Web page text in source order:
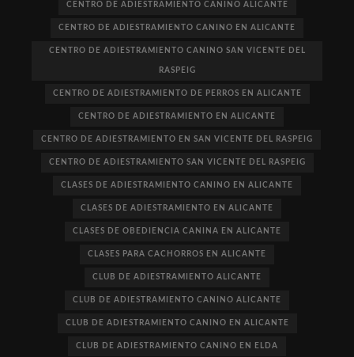
CENTRO DE ADIESTRAMIENTO CANINO ALICANTE
CENTRO DE ADIESTRAMIENTO CANINO EN ALICANTE
CENTRO DE ADIESTRAMIENTO CANINO SAN VICENTE DEL
RASPEIG
CENTRO DE ADIESTRAMIENTO DE PERROS EN ALICANTE
CENTRO DE ADIESTRAMIENTO EN ALICANTE
CENTRO DE ADIESTRAMIENTO EN SAN VICENTE DEL RASPEIG
CENTRO DE ADIESTRAMIENTO SAN VICENTE DEL RASPEIG
CLASES DE ADIESTRAMIENTO CANINO EN ALICANTE
CLASES DE ADIESTRAMIENTO EN ALICANTE
CLASES DE OBEDIENCIA CANINA EN ALICANTE
CLASES PARA CACHORROS EN ALICANTE
CLUB DE ADIESTRAMIENTO ALICANTE
CLUB DE ADIESTRAMIENTO CANINO ALICANTE
CLUB DE ADIESTRAMIENTO CANINO EN ALICANTE
CLUB DE ADIESTRAMIENTO CANINO EN ELDA